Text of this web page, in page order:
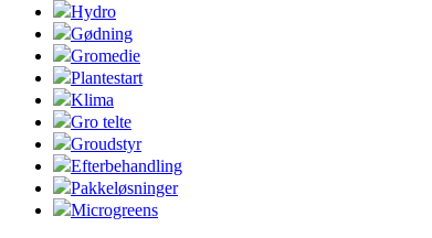
Hydro
Gødning
Gromedie
Plantestart
Klima
Gro telte
Groudstyr
Efterbehandling
Pakkeløsninger
Microgreens